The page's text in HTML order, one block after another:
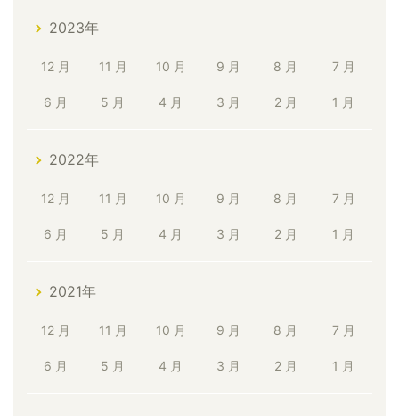
2023年
12 月 11 月 10 月 9 月 8 月 7 月
6 月 5 月 4 月 3 月 2 月 1 月
2022年
12 月 11 月 10 月 9 月 8 月 7 月
6 月 5 月 4 月 3 月 2 月 1 月
2021年
12 月 11 月 10 月 9 月 8 月 7 月
6 月 5 月 4 月 3 月 2 月 1 月